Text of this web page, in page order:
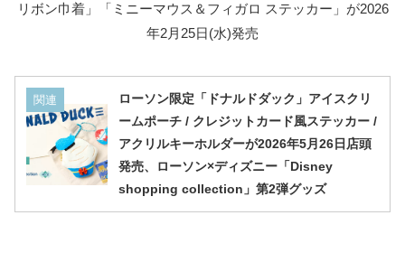
リボン巾着」「ミニーマウス＆フィガロ ステッカー」が2026
年2月25日(水)発売
関連
ローソン限定「ドナルドダック」アイスクリ
ームポーチ / クレジットカード風ステッカー /
アクリルキーホルダーが2026年5月26日店頭
発売、ローソン×ディズニー「Disney
shopping collection」第2弾グッズ